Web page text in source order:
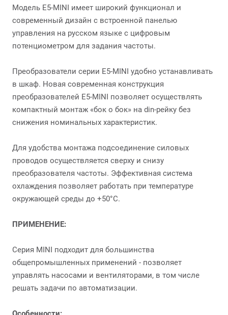
Модель Е5-МINI имеет широкий функционал и
современный дизайн с встроенной панелью
управления на русском языке с цифровым
потенциометром для задания частоты.
Преобразователи серии Е5-MINI удобно устанавливать
в шкаф. Новая современная конструкция
преобразователей Е5-MINI позволяет осуществлять
компактный монтаж «бок о бок» на din-рейку без
снижения номинальных характеристик.
Для удобства монтажа подсоединение силовых
проводов осуществляется сверху и снизу
преобразователя частоты. Эффективная система
охлаждения позволяет работать при температуре
окружающей среды до +50°C.
ПРИМЕНЕНИЕ:
Серия MINI подходит для большинства
общепромышленных применений - позволяет
управлять насосами и вентиляторами, в том числе
решать задачи по автоматизации.